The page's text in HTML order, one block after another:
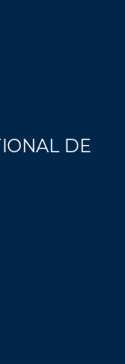
DE